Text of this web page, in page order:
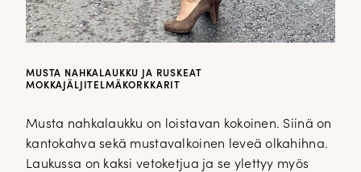
MUSTA NAHKALAUKKU JA RUSKEAT
MOKKAJÄLJITELMÄKORKKARIT
Musta nahkalaukku on loistavan kokoinen. Siinä on
kantokahva sekä mustavalkoinen leveä olkahihna.
Laukussa on kaksi vetoketjua ja se ylettyy myös